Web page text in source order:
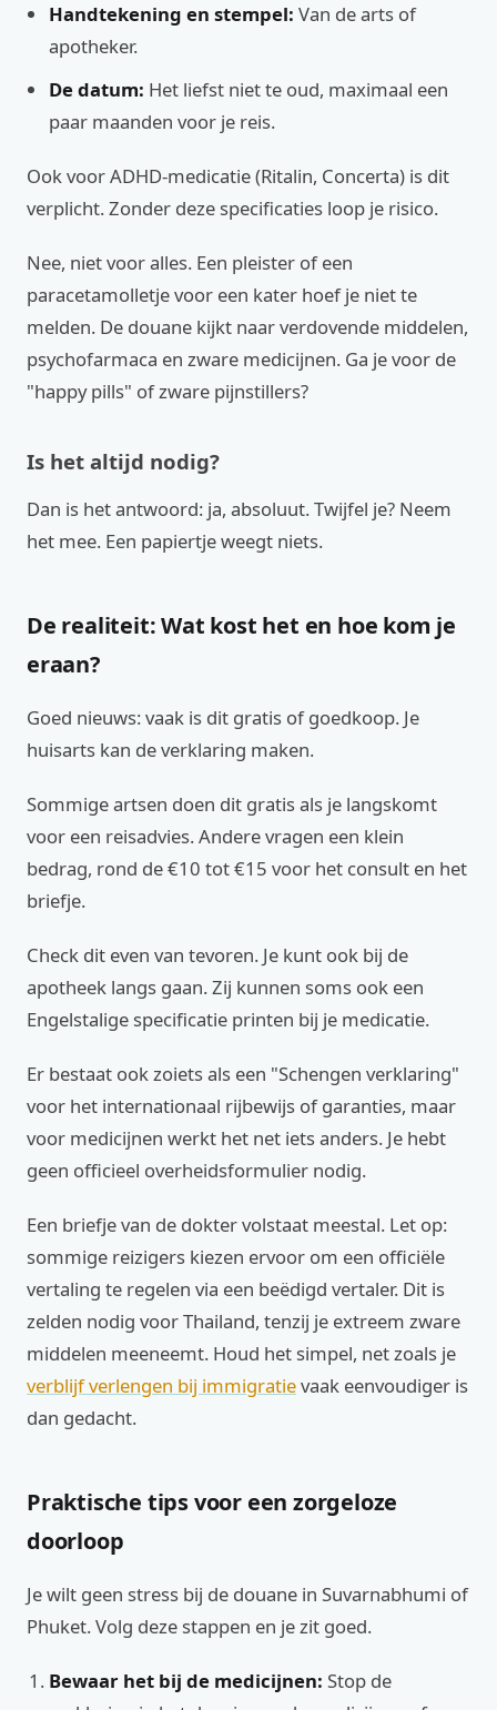
Handtekening en stempel: Van de arts of
apotheker.
De datum: Het liefst niet te oud, maximaal een
paar maanden voor je reis.
Ook voor ADHD-medicatie (Ritalin, Concerta) is dit
verplicht. Zonder deze specificaties loop je risico.
Nee, niet voor alles. Een pleister of een
paracetamolletje voor een kater hoef je niet te
melden. De douane kijkt naar verdovende middelen,
psychofarmaca en zware medicijnen. Ga je voor de
"happy pills" of zware pijnstillers?
Is het altijd nodig?
Dan is het antwoord: ja, absoluut. Twijfel je? Neem
het mee. Een papiertje weegt niets.
De realiteit: Wat kost het en hoe kom je
eraan?
Goed nieuws: vaak is dit gratis of goedkoop. Je
huisarts kan de verklaring maken.
Sommige artsen doen dit gratis als je langskomt
voor een reisadvies. Andere vragen een klein
bedrag, rond de €10 tot €15 voor het consult en het
briefje.
Check dit even van tevoren. Je kunt ook bij de
apotheek langs gaan. Zij kunnen soms ook een
Engelstalige specificatie printen bij je medicatie.
Er bestaat ook zoiets als een "Schengen verklaring"
voor het internationaal rijbewijs of garanties, maar
voor medicijnen werkt het net iets anders. Je hebt
geen officieel overheidsformulier nodig.
Een briefje van de dokter volstaat meestal. Let op:
sommige reizigers kiezen ervoor om een officiële
vertaling te regelen via een beëdigd vertaler. Dit is
zelden nodig voor Thailand, tenzij je extreem zware
middelen meeneemt. Houd het simpel, net zoals je
verblijf verlengen bij immigratievaak eenvoudiger is
dan gedacht.
Praktische tips voor een zorgeloze
doorloop
Je wilt geen stress bij de douane in Suvarnabhumi of
Phuket. Volg deze stappen en je zit goed.
Bewaar het bij de medicijnen: Stop de